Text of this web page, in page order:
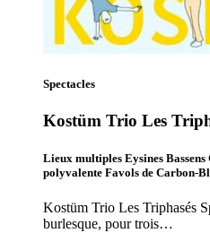
Spectacles
Kostüm Trio Les
Lieux multiples Eysines
polyvalente Favols de Carbon-
Kostüm Trio Les Triphasés
burlesque, pour trois…